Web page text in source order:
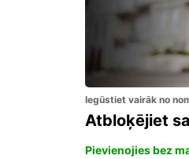
Iegūstiet vairāk no
Atbloķējiet
Pievienojies bez